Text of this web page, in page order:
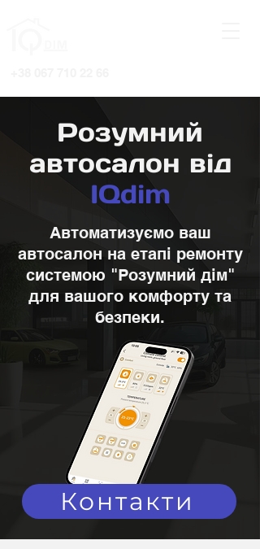
Розумний
автосалон від
IQdim
Автоматизуємо ваш
автосалон на етапі ремонту
системою "Розумний дім"
для вашого комфорту та
безпеки.
Контакти